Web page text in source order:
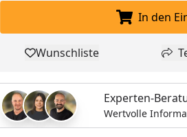
In den
Produkt zur
Wunschliste
Experten-
Wertvolle